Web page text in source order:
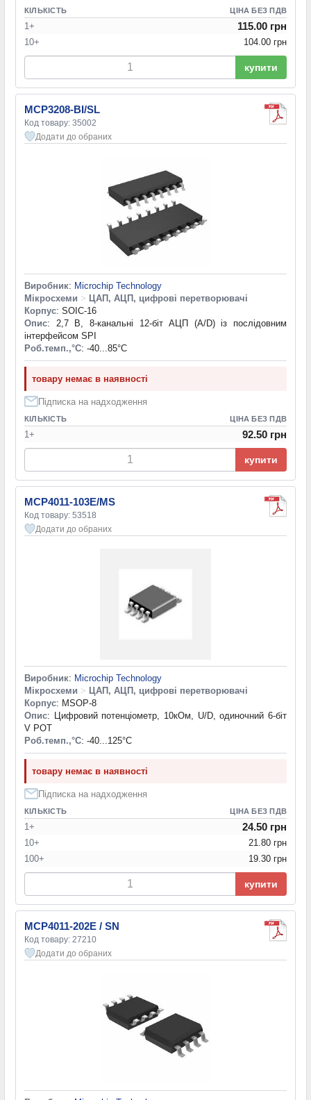
КІЛЬКІСТЬ ЦІНА БЕЗ ПДВ
1+ 115.00 грн
10+ 104.00 грн
купити
MCP3208-BI/SL
Код товару: 35002
Додати до обраних
Виробник: Microchip Technology
Мікросхеми > ЦАП, АЦП, цифрові перетворювачі
Корпус: SOIC-16
Опис: 2,7 В, 8-канальні 12-біт АЦП (A/D) із послідовним
інтерфейсом SPI
Роб.темп.,°С: -40...85°С
товару немає в наявності
Підписка на надходження
КІЛЬКІСТЬ ЦІНА БЕЗ ПДВ
1+ 92.50 грн
купити
MCP4011-103E/MS
Код товару: 53518
Додати до обраних
Виробник: Microchip Technology
Мікросхеми > ЦАП, АЦП, цифрові перетворювачі
Корпус: MSOP-8
Опис: Цифровий потенціометр, 10кОм, U/D, одиночний 6-біт
V POT
Роб.темп.,°С: -40...125°С
товару немає в наявності
Підписка на надходження
КІЛЬКІСТЬ ЦІНА БЕЗ ПДВ
1+ 24.50 грн
10+
21.80 грн
100+
19.30 грн
купити
MCP4011-202E / SN
Код товару: 27210
Додати до обраних